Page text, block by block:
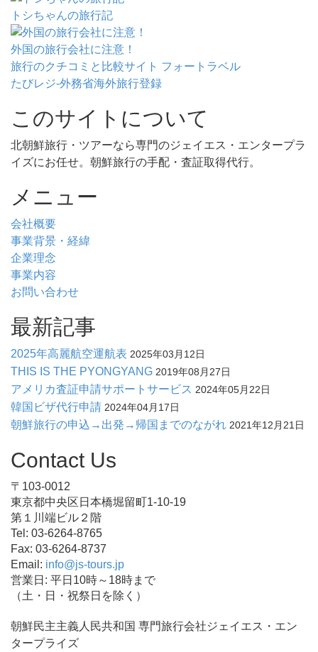
トシちゃんの旅行記
外国の旅行会社に注意！
旅行のクチコミと比較サイト フォートラベル
たびレジ-外務省海外旅行登録
このサイトについて
北朝鮮旅行・ツアーなら専門のジェイエス・エンタープラ
イズにお任せ。朝鮮旅行の手配・査証取得代行。
メニュー
会社概要
事業背景・経緯
企業理念
事業内容
お問い合わせ
最新記事
2025年高麗航空運航表 2025年03月12日
THIS IS THE PYONGYANG 2019年08月27日
アメリカ査証申請サポートサービス 2024年05月22日
韓国ビザ代行申請 2024年04月17日
朝鮮旅行の申込→出発→帰国までのながれ 2021年12月21日
Contact Us
〒103-0012
東京都中央区日本橋堀留町1-10-19
第１川端ビル２階
Tel: 03-6264-8765
Fax: 03-6264-8737
Email: info@js-tours.jp
営業日: 平日10時～18時まで
（土・日・祝祭日を除く）
朝鮮民主主義人民共和国 専門旅行会社ジェイエス・エン
タープライズ